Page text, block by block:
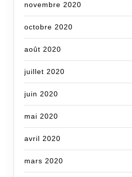
novembre 2020
octobre 2020
août 2020
juillet 2020
juin 2020
mai 2020
avril 2020
mars 2020